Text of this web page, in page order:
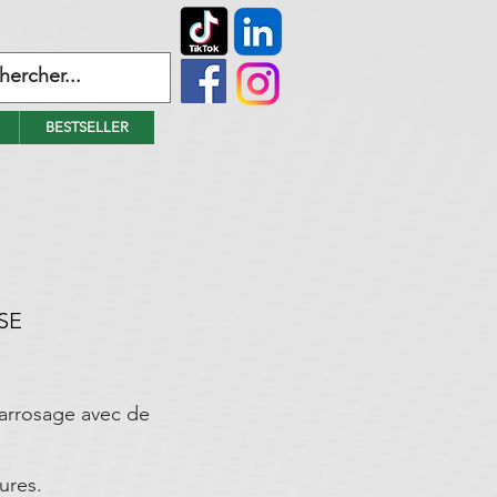
BESTSELLER
avec de